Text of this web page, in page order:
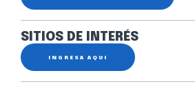
SITIOS DE INTERÉS
INGRESA AQUÍ